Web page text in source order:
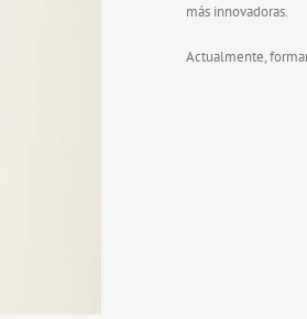
más innovadoras.
Actualmente,